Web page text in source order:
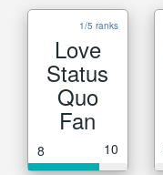
1/5 ranks
Love
Status
Quo
Fan
8 10